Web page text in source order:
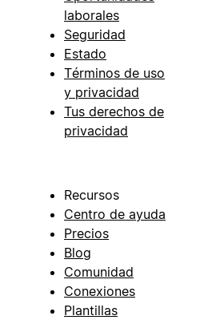
laborales
Seguridad
Estado
Términos de uso
y privacidad
Tus derechos de
privacidad
Recursos
Centro de ayuda
Precios
Blog
Comunidad
Conexiones
Plantillas